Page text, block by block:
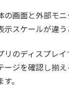
の画面と外部モ
スケールが違う
リのディスプレ
ージを確認し揃
。